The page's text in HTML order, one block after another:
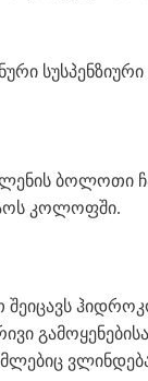
ბოლოთი
კოლოფში.
შეიცავს